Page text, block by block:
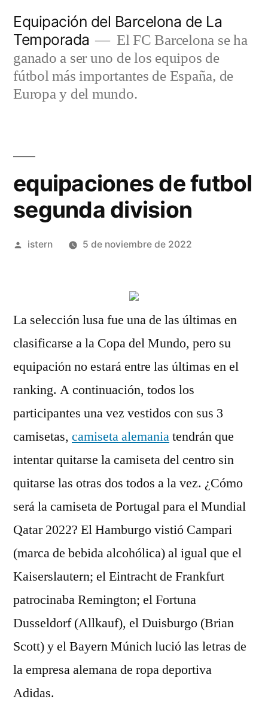
contenido
Equipación del Barcelona de La
Temporada
El FC Barcelona se ha
ganado a ser uno de los equipos de
fútbol más importantes de España, de
Europa y del mundo.
equipaciones de futbol
segunda division
Publicado
istern 5 de noviembre de 2022
La selección lusa fue una de las últimas en
clasificarse a la Copa del Mundo, pero su
equipación no estará entre las últimas en el
ranking. A continuación, todos los
participantes una vez vestidos con sus 3
camisetas, camiseta alemaniatendrán que
intentar quitarse la camiseta del centro sin
quitarse las otras dos todos a la vez. ¿Cómo
será la camiseta de Portugal para el Mundial
Qatar 2022? El Hamburgo vistió Campari
(marca de bebida alcohólica) al igual que el
Kaiserslautern; el Eintracht de Frankfurt
patrocinaba Remington; el Fortuna
Dusseldorf (Allkauf), el Duisburgo (Brian
Scott) y el Bayern Múnich lució las letras de
la empresa alemana de ropa deportiva
Adidas.